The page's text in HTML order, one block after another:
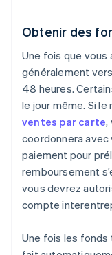
Obtenir des
Une fois que
généralement
48 heures.
le jour même. Si
ventes par carte,
coordonnera
paiement pour
remboursement
vous devrez
compte
Une fois les